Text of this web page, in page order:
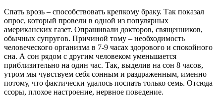
Спать врозь – способствовать крепкому браку. Так показал
опрос, который провели в одной из популярных
американских газет. Опрашивали докторов, священников,
обычных супругов. Причиной тому – необходимость
человеческого организма в 7-9 часах здорового и спокойного
сна. А сон рядом с другим человеком уменьшается
приблизительно на один час. Так, выделив на сон 8 часов,
утром мы чувствуем себя сонным и раздраженным, именно
потому, что фактически удалось поспать только семь. Отсюда
ссоры, плохое настроение, нервное поведение.